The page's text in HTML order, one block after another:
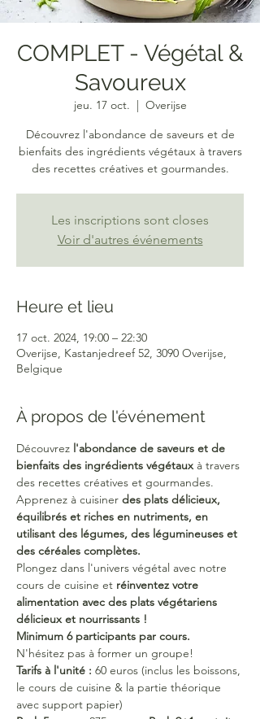
COMPLET - Végétal &
Savoureux
jeu. 17 oct.
  |
Overijse
Découvrez l'abondance de saveurs et de
bienfaits des ingrédients végétaux à travers
des recettes créatives et gourmandes.
Les inscriptions sont closes
Voir d'autres événements
Heure et lieu
17 oct. 2024, 19:00 – 22:30
Overijse, Kastanjedreef 52, 3090 Overijse,
Belgique
À propos de l'événement
Découvrez l'abondance de saveurs et de
bienfaits des ingrédients végétaux à travers
des recettes créatives et gourmandes.
Apprenez à cuisiner des plats délicieux,
équilibrés et riches en nutriments, en
utilisant des légumes, des légumineuses et
des céréales complètes.
Plongez dans l'univers végétal avec notre
cours de cuisine et réinventez votre
alimentation avec des plats végétariens
délicieux et nourrissants !
Minimum 6 participants par cours.
N'hésitez pas à former un groupe!
Tarifs à l'unité : 60 euros (inclus les boissons,
le cours de cuisine & la partie théorique
avec support papier)